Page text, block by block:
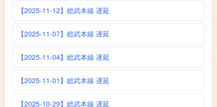
【2025-11-12】総武本線 遅延
【2025-11-07】総武本線 遅延
【2025-11-04】総武本線 遅延
【2025-11-01】総武本線 遅延
【2025-10-29】総武本線 遅延